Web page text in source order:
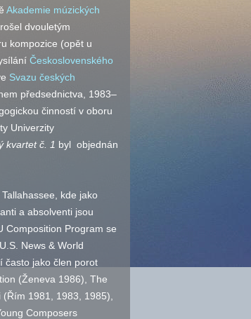
Akademie múzických
dvouletým
kompozice (opět u
Československého
Svazu českých
předsednictva, 1983–
činností v oboru
Univerzity
kvartetč. 1 byl objednán
kde jako
a absolventi jsou
Composition Program se
News & World
často jako člen porot
(Ženeva 1986), The
1981, 1983, 1985),
Composers